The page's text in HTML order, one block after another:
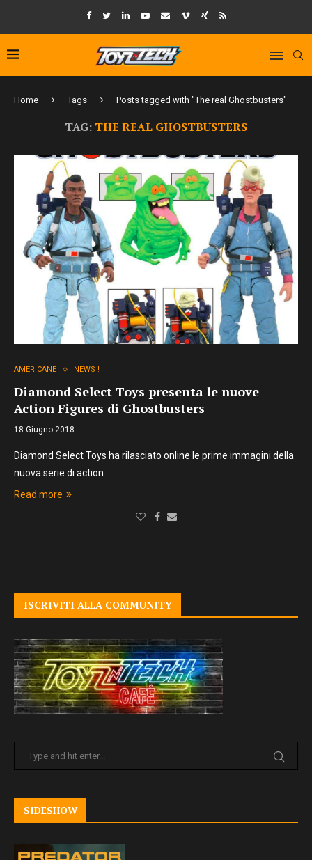
Home Tags Posts tagged with "The real Ghostbusters"
TAG: THE REAL GHOSTBUSTERS
AMERICANE NEWS !
Diamond Select Toys presenta le nuove
Action Figures di Ghostbusters
18 Giugno 2018
Diamond Select Toys ha rilasciato online le prime immagini della
nuova serie di action…
Read more
ISCRIVITI ALLA COMMUNITY
SIDESHOW